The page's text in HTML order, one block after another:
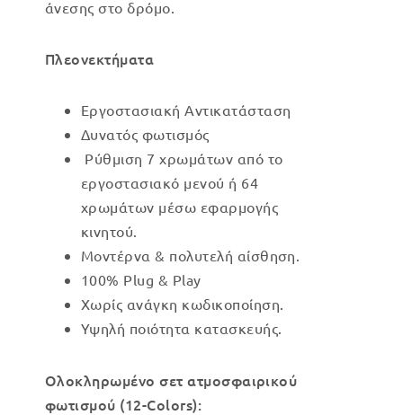
άνεσης στο δρόμο.
Πλεονεκτήματα
Εργοστασιακή Αντικατάσταση
Δυνατός φωτισμός
Ρύθμιση 7 χρωμάτων από το
εργοστασιακό μενού ή 64
χρωμάτων μέσω εφαρμογής
κινητού.
Μοντέρνα & πολυτελή αίσθηση.
100% Plug & Play
Χωρίς ανάγκη κωδικοποίηση.
Υψηλή ποιότητα κατασκευής.
Ολοκληρωμένο σετ ατμοσφαιρικού
φωτισμού (12-Colors):